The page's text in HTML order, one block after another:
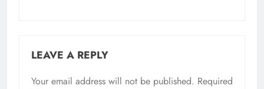
LEAVE A REPLY
Your email address will not be published. Required